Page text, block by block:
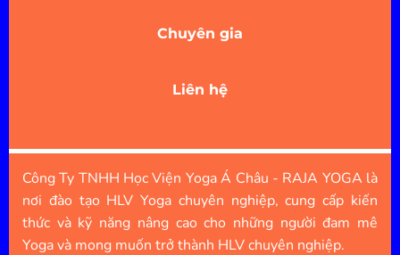
Chuyên gia
Liên hệ
Công Ty TNHH Học Viện Yoga Á Châu - RAJA YOGA là
nơi đào tạo HLV Yoga chuyên nghiệp, cung cấp kiến
thức và kỹ năng nâng cao cho những người đam mê
Yoga và mong muốn trở thành HLV chuyên nghiệp.